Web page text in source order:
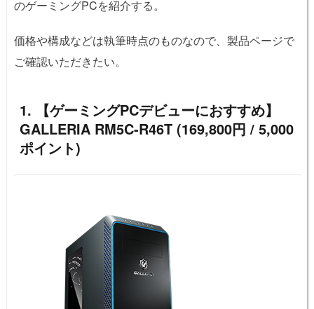
のゲーミングPCを紹介する。
価格や構成などは執筆時点のものなので、製品ページで
ご確認いただきたい。
1. 【ゲーミングPCデビューにおすすめ】
GALLERIA RM5C-R46T (169,800円 / 5,000
ポイント)